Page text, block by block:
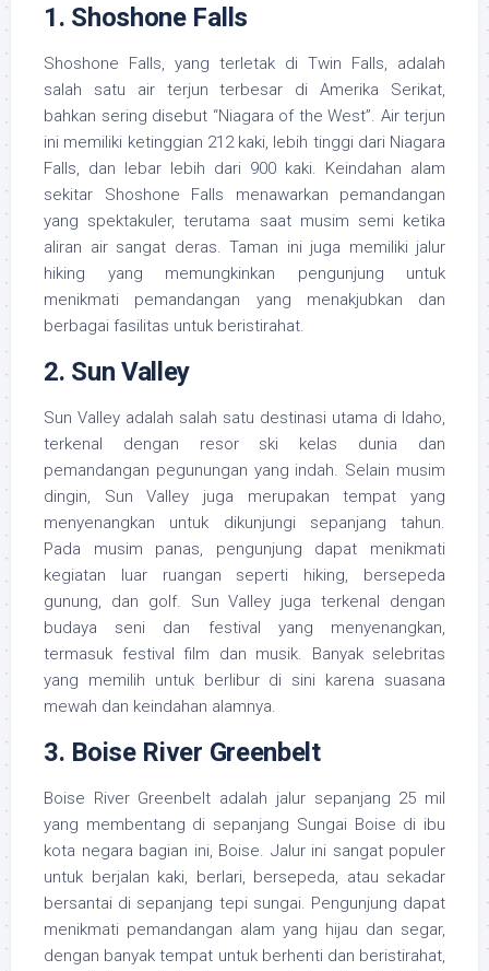
1. Shoshone Falls
Shoshone Falls, yang terletak di Twin Falls, adalah
salah satu air terjun terbesar di Amerika Serikat,
bahkan sering disebut “Niagara of the West”. Air terjun
ini memiliki ketinggian 212 kaki, lebih tinggi dari Niagara
Falls, dan lebar lebih dari 900 kaki. Keindahan alam
sekitar Shoshone Falls menawarkan pemandangan
yang spektakuler, terutama saat musim semi ketika
aliran air sangat deras. Taman ini juga memiliki jalur
hiking yang memungkinkan pengunjung untuk
menikmati pemandangan yang menakjubkan dan
berbagai fasilitas untuk beristirahat.
2. Sun Valley
Sun Valley adalah salah satu destinasi utama di Idaho,
terkenal dengan resor ski kelas dunia dan
pemandangan pegunungan yang indah. Selain musim
dingin, Sun Valley juga merupakan tempat yang
menyenangkan untuk dikunjungi sepanjang tahun.
Pada musim panas, pengunjung dapat menikmati
kegiatan luar ruangan seperti hiking, bersepeda
gunung, dan golf. Sun Valley juga terkenal dengan
budaya seni dan festival yang menyenangkan,
termasuk festival film dan musik. Banyak selebritas
yang memilih untuk berlibur di sini karena suasana
mewah dan keindahan alamnya.
3. Boise River Greenbelt
Boise River Greenbelt adalah jalur sepanjang 25 mil
yang membentang di sepanjang Sungai Boise di ibu
kota negara bagian ini, Boise. Jalur ini sangat populer
untuk berjalan kaki, berlari, bersepeda, atau sekadar
bersantai di sepanjang tepi sungai. Pengunjung dapat
menikmati pemandangan alam yang hijau dan segar,
dengan banyak tempat untuk berhenti dan beristirahat,